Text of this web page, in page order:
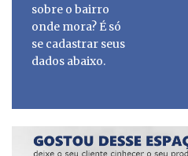
sobre o bairro
onde mora? É só
se cadastrar seus
dados abaixo.